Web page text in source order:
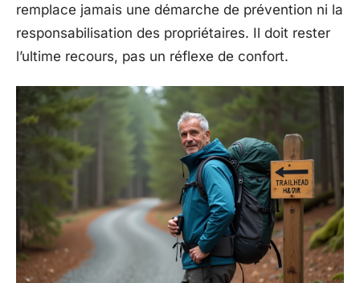
remplace jamais une démarche de prévention ni la
responsabilisation des propriétaires. Il doit rester
l’ultime recours, pas un réflexe de confort.